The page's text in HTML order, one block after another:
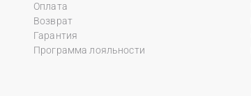
Оплата
Возврат
Гарантия
Программа лояльности